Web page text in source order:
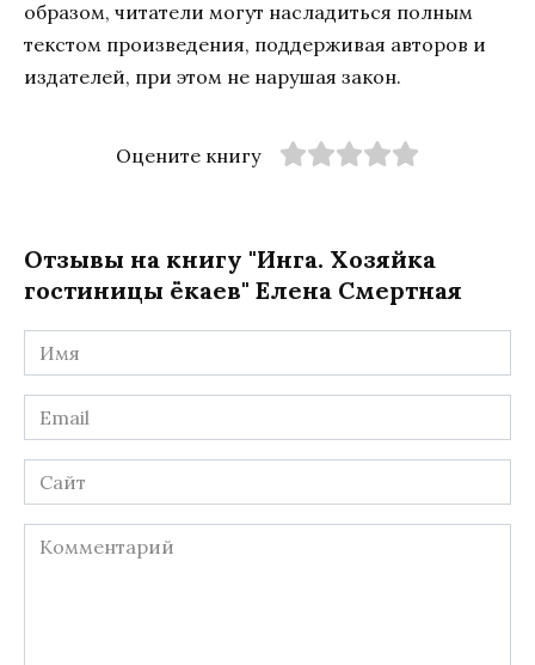
образом, читатели могут насладиться полным
текстом произведения, поддерживая авторов и
издателей, при этом не нарушая закон.
Оцените книгу
Отзывы на книгу "Инга. Хозяйка
гостиницы ёкаев" Елена Смертная
Имя
*
Email
*
Сайт
Комментарий